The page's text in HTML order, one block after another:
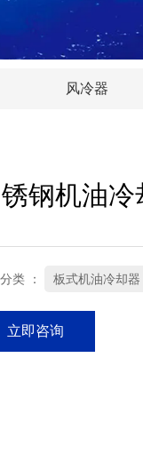
风冷器
钢机油冷
类 ： 板式机油冷却器
立即咨询